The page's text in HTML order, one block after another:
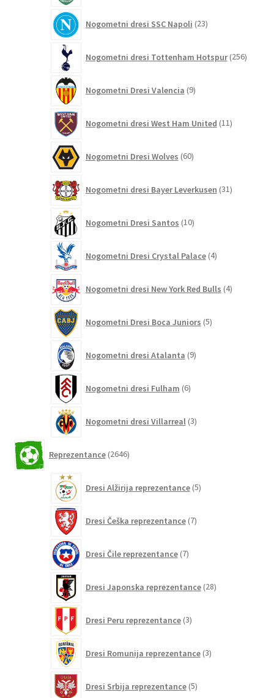
Nogometni dresi SSC Napoli 23izdelkov
Nogometni dresi Tottenham Hotspur 256
Nogometni Dresi Valencia 9izdelkov
Nogometni dresi West Ham United 11izdelkov
Nogometni Dresi Wolves 60izdelkov
Nogometni dresi Bayer Leverkusen 31izdelkov
Nogometni Dresi Santos 10izdelkov
Nogometni Dresi Crystal Palace 4izdelki
Nogometni dresi New York Red Bulls 4izdelki
Nogometni Dresi Boca Juniors 5izdelkov
Nogometni dresi Atalanta 9izdelkov
Nogometni dresi Fulham 6izdelkov
Nogometni dresi Villarreal 3izdelki
Reprezentance 2646izdelkov
Dresi Alžirija reprezentance 5izdelkov
Dresi Češka reprezentance 7izdelkov
Dresi Čile reprezentance 7izdelkov
Dresi Japonska reprezentance 28izdelkov
Dresi Peru reprezentance 3izdelki
Dresi Romunija reprezentance 3izdelki
Dresi Srbija reprezentance 5izdelkov